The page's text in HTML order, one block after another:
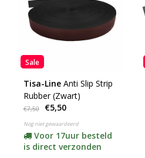
Sale
Tisa-Line Anti Slip Strip
Rubber (Zwart)
€7,50 €5,50
Nog niet gewaardeerd
Voor 17uur besteld
is direct verzonden